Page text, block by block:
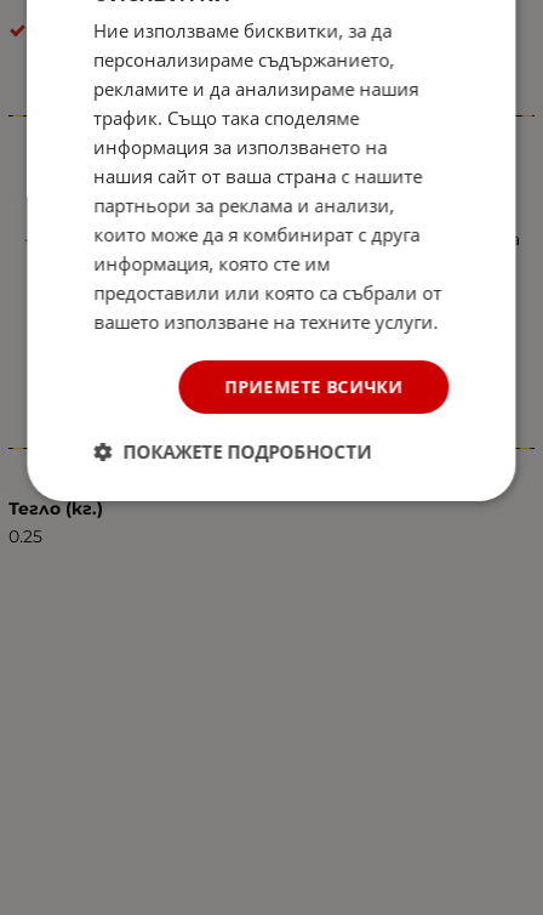
Калъф за скоростен лост
Информация
Маншон Скоростен Лост за BMW E39 5-та Серия
-Цвят; Черен
-Изработен от Висококачествена Изкуствена Кожа
-Пасва за всички модели
BMW 5 Series E39 - 1995 - 2003
BMW E39 1995-200 3
Характеристики
Тегло (кг.)
0.25
Ние използваме бисквитки, за да
персонализираме съдържанието,
рекламите и да анализираме нашия
трафик. Също така споделяме
информация за използването на
нашия сайт от ваша страна с нашите
партньори за реклама и анализи,
които може да я комбинират с друга
информация, която сте им
предоставили или която са събрали от
вашето използване на техните услуги.
ПРИЕМЕТЕ ВСИЧКИ
ПОКАЖЕТЕ ПОДРОБНОСТИ